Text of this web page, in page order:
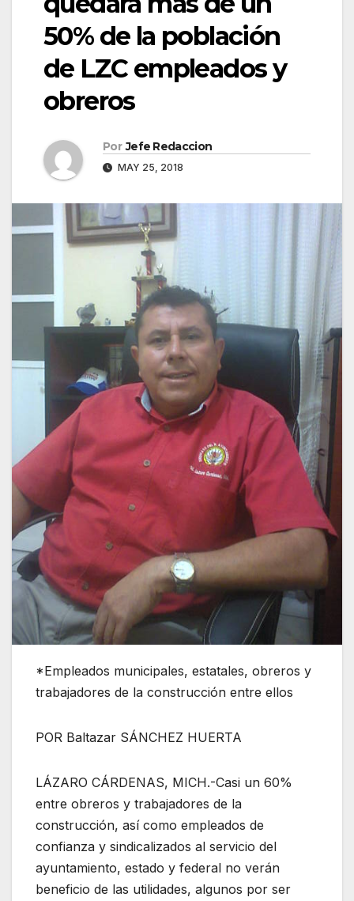
50% de la población
de LZC empleados y
obreros
Por Jefe Redaccion
MAY 25, 2018
*Empleados municipales, estatales, obreros y
trabajadores de la construcción entre ellos
POR Baltazar SÁNCHEZ HUERTA
LÁZARO CÁRDENAS, MICH.-Casi un 60%
entre obreros y trabajadores de la
construcción, así como empleados de
confianza y sindicalizados al servicio del
ayuntamiento, estado y federal no verán
beneficio de las utilidades, algunos por ser